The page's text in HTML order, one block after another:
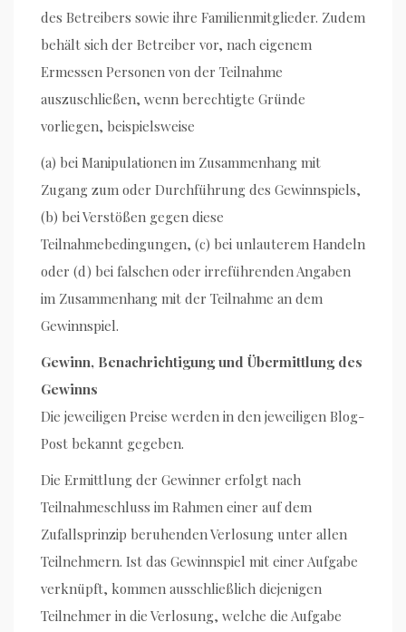
des Betreibers sowie ihre Familienmitglieder. Zudem
behält sich der Betreiber vor, nach eigenem
Ermessen Personen von der Teilnahme
auszuschließen, wenn berechtigte Gründe
vorliegen, beispielsweise
(a) bei Manipulationen im Zusammenhang mit
Zugang zum oder Durchführung des Gewinnspiels,
(b) bei Verstößen gegen diese
Teilnahmebedingungen, (c) bei unlauterem Handeln
oder (d) bei falschen oder irreführenden Angaben
im Zusammenhang mit der Teilnahme an dem
Gewinnspiel.
Gewinn, Benachrichtigung und Übermittlung des
Gewinns
Die jeweiligen Preise werden in den jeweiligen Blog-
Post bekannt gegeben.
Die Ermittlung der Gewinner erfolgt nach
Teilnahmeschluss im Rahmen einer auf dem
Zufallsprinzip beruhenden Verlosung unter allen
Teilnehmern. Ist das Gewinnspiel mit einer Aufgabe
verknüpft, kommen ausschließlich diejenigen
Teilnehmer in die Verlosung, welche die Aufgabe